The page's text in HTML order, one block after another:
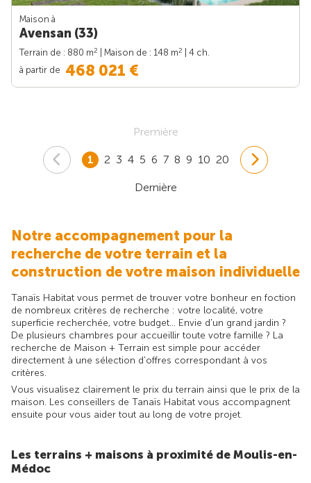
Maison à
Avensan (33)
Terrain de : 880 m2 | Maison de : 148 m2
| 4 ch.
à partir de 468 021 €
Première
1 2 3 4 5 6 7 8 9 10 20
Dernière
Notre accompagnement pour la
recherche de votre terrain et la
construction de votre maison individuelle
Tanaïs Habitat vous permet de trouver votre bonheur en foction
de nombreux critères de recherche : votre localité, votre
superficie recherchée, votre budget... Envie d'un grand jardin ?
De plusieurs chambres pour accueillir toute votre famille ? La
recherche de Maison + Terrain est simple pour accéder
directement à une sélection d'offres correspondant à vos
critères.
Vous visualisez clairement le prix du terrain ainsi que le prix de la
maison. Les conseillers de Tanaïs Habitat vous accompagnent
ensuite pour vous aider tout au long de votre projet.
Les terrains + maisons à proximité de Moulis-en-
Médoc